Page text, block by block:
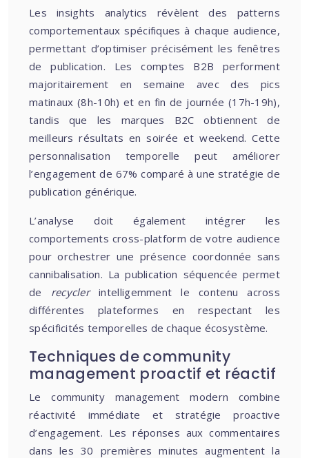
Les insights analytics révèlent des patterns
comportementaux spécifiques à chaque audience,
permettant d’optimiser précisément les fenêtres
de publication. Les comptes B2B performent
majoritairement en semaine avec des pics
matinaux (8h-10h) et en fin de journée (17h-19h),
tandis que les marques B2C obtiennent de
meilleurs résultats en soirée et weekend. Cette
personnalisation temporelle peut améliorer
l’engagement de 67% comparé à une stratégie de
publication générique.
L’analyse doit également intégrer les
comportements cross-platform de votre audience
pour orchestrer une présence coordonnée sans
cannibalisation. La publication séquencée permet
de recyclerintelligemment le contenu across
différentes plateformes en respectant les
spécificités temporelles de chaque écosystème.
Techniques de community
management proactif et réactif
Le community management modern combine
réactivité immédiate et stratégie proactive
d’engagement. Les réponses aux commentaires
dans les 30 premières minutes augmentent la